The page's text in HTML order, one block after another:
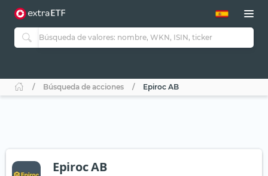
Búsqueda de acciones Epiroc AB
Epiroc AB